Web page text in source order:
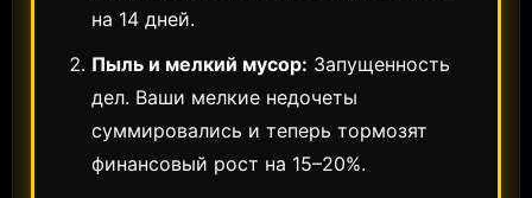
на 14 дней.
Пыль и мелкий мусор: Запущенность
дел. Ваши мелкие недочеты
суммировались и теперь тормозят
финансовый рост на 15–20%.